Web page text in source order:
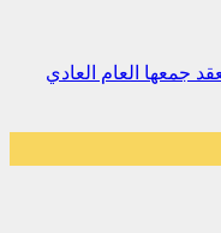
جمعها العام العادي